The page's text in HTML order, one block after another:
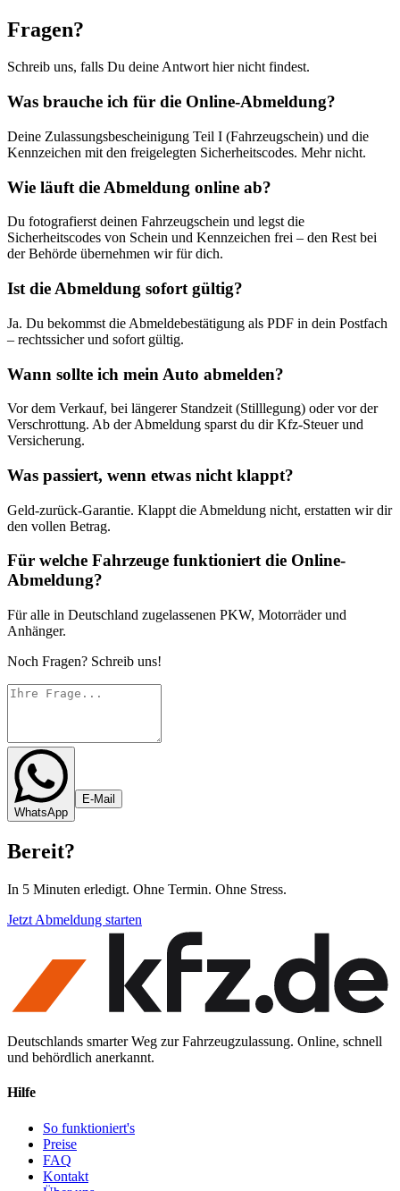
Fragen?
Schreib uns, falls Du deine Antwort hier nicht findest.
Was brauche ich für die Online-Abmeldung?
Deine Zulassungsbescheinigung Teil I (Fahrzeugschein) und die
Kennzeichen mit den freigelegten Sicherheitscodes. Mehr nicht.
Wie läuft die Abmeldung online ab?
Du fotografierst deinen Fahrzeugschein und legst die
Sicherheitscodes von Schein und Kennzeichen frei – den Rest bei
der Behörde übernehmen wir für dich.
Ist die Abmeldung sofort gültig?
Ja. Du bekommst die Abmeldebestätigung als PDF in dein Postfach
– rechtssicher und sofort gültig.
Wann sollte ich mein Auto abmelden?
Vor dem Verkauf, bei längerer Standzeit (Stilllegung) oder vor der
Verschrottung. Ab der Abmeldung sparst du dir Kfz-Steuer und
Versicherung.
Was passiert, wenn etwas nicht klappt?
Geld-zurück-Garantie. Klappt die Abmeldung nicht, erstatten wir dir
den vollen Betrag.
Für welche Fahrzeuge funktioniert die Online-
Abmeldung?
Für alle in Deutschland zugelassenen PKW, Motorräder und
Anhänger.
Noch Fragen? Schreib uns!
WhatsApp
E-Mail
Bereit?
In 5 Minuten erledigt. Ohne Termin. Ohne Stress.
Jetzt Abmeldung starten
Deutschlands smarter Weg zur Fahrzeugzulassung. Online, schnell
und behördlich anerkannt.
Hilfe
So funktioniert's
Preise
FAQ
Kontakt